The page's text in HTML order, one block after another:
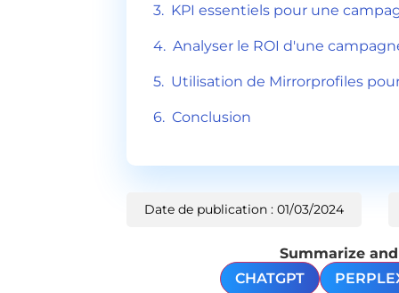
KPI essentiels pour une
Analyser le ROI d'une
Utilisation de Mirrorprofiles
Conclusion
Date de publication : 01/03/2024
Summarize
CHATGPT